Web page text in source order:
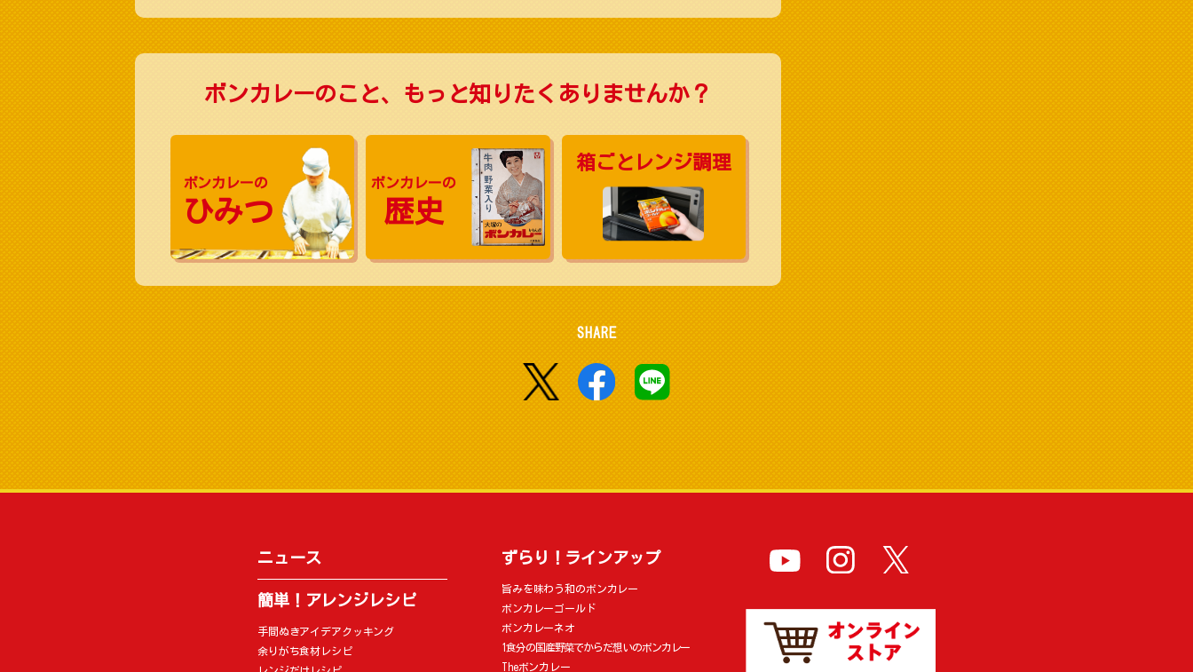
ボンカレーのこと、もっと知りたくありませんか？
ボンカレーの
ひみつ
ボンカレーの
歴史
箱ごと レンジ調理
SHARE
ニュース
簡単！アレンジレシピ
手間ぬきアイデアクッキング
余りがち食材レシピ
ずらり！ラインアップ
旨みを味わう和のボンカレー
ボンカレーゴールド
ボンカレーネオ
1食分の国産野菜でからだ想いのボンカレー
Theボンカレー